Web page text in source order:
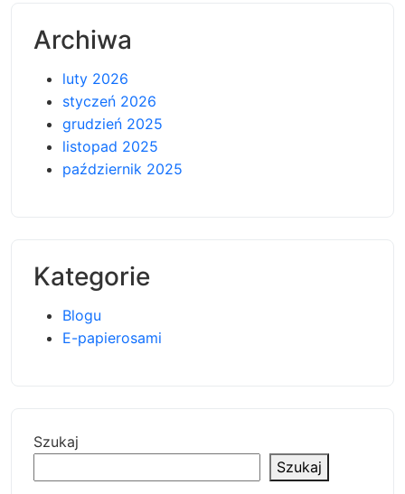
Archiwa
luty 2026
styczeń 2026
grudzień 2025
listopad 2025
październik 2025
Kategorie
Blogu
E-papierosami
Szukaj
Szukaj